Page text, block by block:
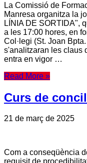
La Comissió de
Manresa organitza la
LÍNIA DE SORTIDA",
a les 17:00 hores, en
Col·legi (St. Joan
s'analitzaran les claus
entra en vigor …
Read More »
Curs de
21 de març de 2025
Com a conseqüència